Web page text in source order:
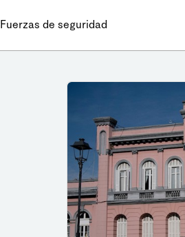
Fuerzas de seguridad